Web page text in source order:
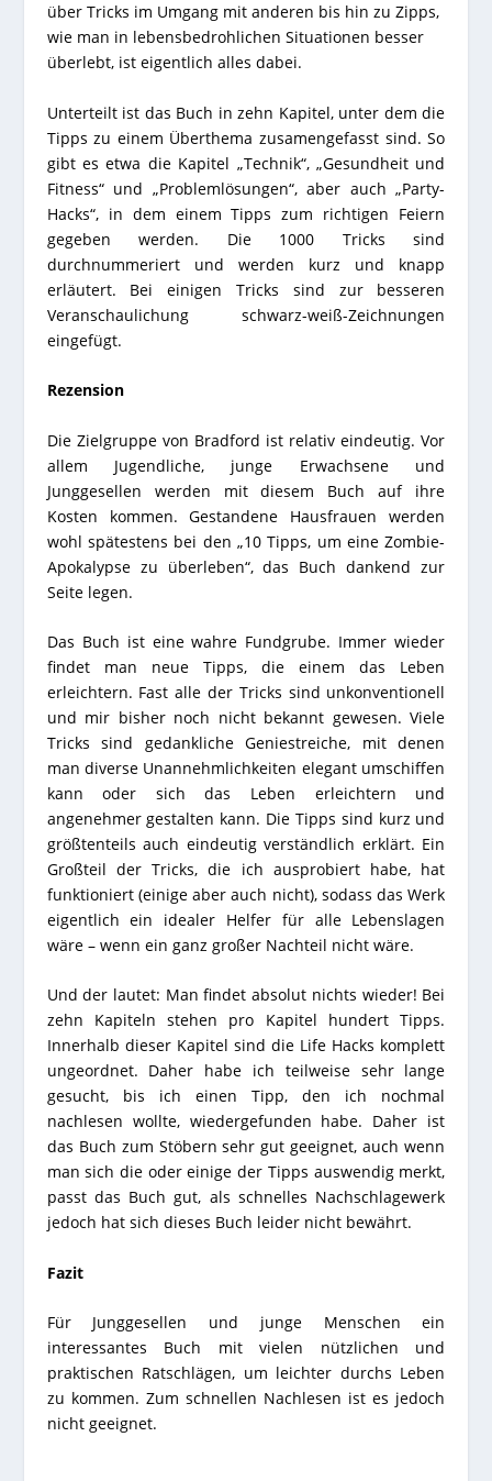
über Tricks im Umgang mit anderen bis hin zu Zipps,
wie man in lebensbedrohlichen Situationen besser
überlebt, ist eigentlich alles dabei.
Unterteilt ist das Buch in zehn Kapitel, unter dem die
Tipps zu einem Überthema zusamengefasst sind. So
gibt es etwa die Kapitel „Technik“, „Gesundheit und
Fitness“ und „Problemlösungen“, aber auch „Party-
Hacks“, in dem einem Tipps zum richtigen Feiern
gegeben werden. Die 1000 Tricks sind
durchnummeriert und werden kurz und knapp
erläutert. Bei einigen Tricks sind zur besseren
Veranschaulichung schwarz-weiß-Zeichnungen
eingefügt.
Rezension
Die Zielgruppe von Bradford ist relativ eindeutig. Vor
allem Jugendliche, junge Erwachsene und
Junggesellen werden mit diesem Buch auf ihre
Kosten kommen. Gestandene Hausfrauen werden
wohl spätestens bei den „10 Tipps, um eine Zombie-
Apokalypse zu überleben“, das Buch dankend zur
Seite legen.
Das Buch ist eine wahre Fundgrube. Immer wieder
findet man neue Tipps, die einem das Leben
erleichtern. Fast alle der Tricks sind unkonventionell
und mir bisher noch nicht bekannt gewesen. Viele
Tricks sind gedankliche Geniestreiche, mit denen
man diverse Unannehmlichkeiten elegant umschiffen
kann oder sich das Leben erleichtern und
angenehmer gestalten kann. Die Tipps sind kurz und
größtenteils auch eindeutig verständlich erklärt. Ein
Großteil der Tricks, die ich ausprobiert habe, hat
funktioniert (einige aber auch nicht), sodass das Werk
eigentlich ein idealer Helfer für alle Lebenslagen
wäre – wenn ein ganz großer Nachteil nicht wäre.
Und der lautet: Man findet absolut nichts wieder! Bei
zehn Kapiteln stehen pro Kapitel hundert Tipps.
Innerhalb dieser Kapitel sind die Life Hacks komplett
ungeordnet. Daher habe ich teilweise sehr lange
gesucht, bis ich einen Tipp, den ich nochmal
nachlesen wollte, wiedergefunden habe. Daher ist
das Buch zum Stöbern sehr gut geeignet, auch wenn
man sich die oder einige der Tipps auswendig merkt,
passt das Buch gut, als schnelles Nachschlagewerk
jedoch hat sich dieses Buch leider nicht bewährt.
Fazit
Für Junggesellen und junge Menschen ein
interessantes Buch mit vielen nützlichen und
praktischen Ratschlägen, um leichter durchs Leben
zu kommen. Zum schnellen Nachlesen ist es jedoch
nicht geeignet.